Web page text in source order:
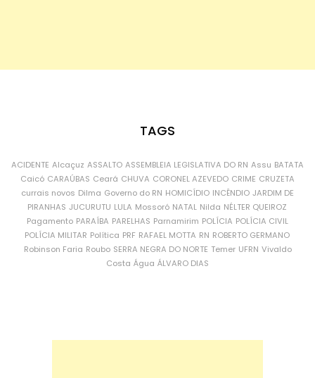
TAGS
ACIDENTE Alcaçuz ASSALTO ASSEMBLEIA LEGISLATIVA DO RN Assu BATATA
Caicó CARAÚBAS Ceará CHUVA CORONEL AZEVEDO CRIME CRUZETA
currais novos Dilma Governo do RN HOMICÍDIO INCÊNDIO JARDIM DE
PIRANHAS JUCURUTU LULA Mossoró NATAL Nilda NÉLTER QUEIROZ
Pagamento PARAÍBA PARELHAS Parnamirim POLÍCIA POLÍCIA CIVIL
POLÍCIA MILITAR Política PRF RAFAEL MOTTA RN ROBERTO GERMANO
Robinson Faria Roubo SERRA NEGRA DO NORTE Temer UFRN Vivaldo
Costa Água ÁLVARO DIAS